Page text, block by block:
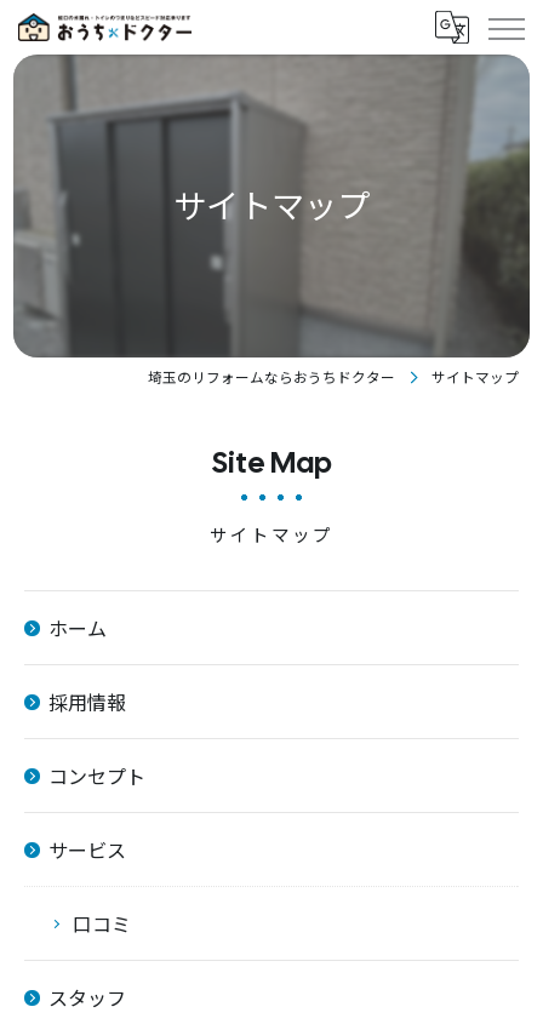
サイトマップ
埼玉のリフォームならおうちドクター サイトマップ
サイトマップ
Site Map
ホーム
採用情報
コンセプト
サービス
口コミ
スタッフ